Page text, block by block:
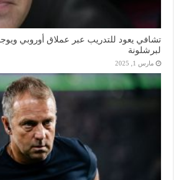
تشافي يعود للتدريب عبر عملاق أوروبي
لبرشلونة
مارس 1, 2025